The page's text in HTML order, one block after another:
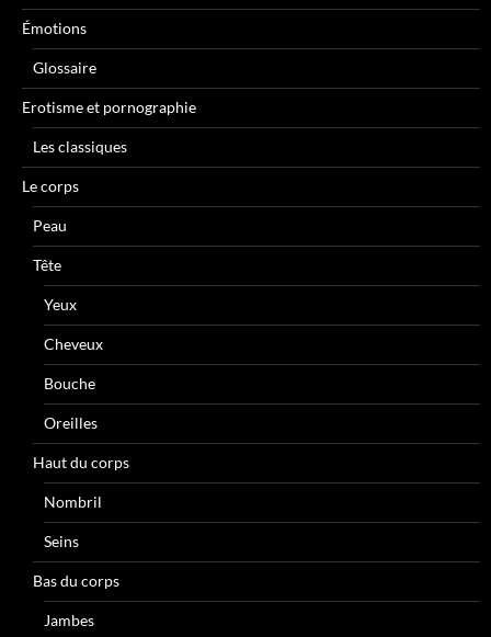
Émotions
Glossaire
Erotisme et pornographie
Les classiques
Le corps
Peau
Tête
Yeux
Cheveux
Bouche
Oreilles
Haut du corps
Nombril
Seins
Bas du corps
Jambes